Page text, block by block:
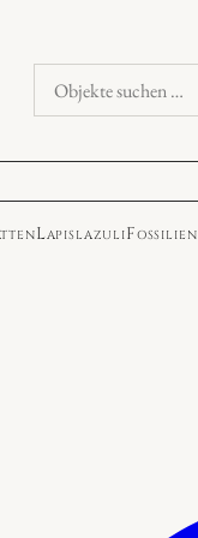
Objekte
suchen
LapislazuliFossilien